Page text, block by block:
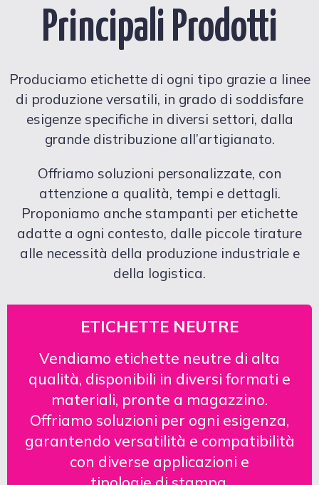
Principali Prodotti
Produciamo etichette di ogni tipo grazie a linee
di produzione versatili, in grado di soddisfare
esigenze specifiche in diversi settori, dalla
grande distribuzione all’artigianato.
Offriamo soluzioni personalizzate, con
attenzione a qualità, tempi e dettagli.
Proponiamo anche stampanti per etichette
adatte a ogni contesto, dalle piccole tirature
alle necessità della produzione industriale e
della logistica.
ETICHETTE NEUTRE
Vendiamo etichette neutre di alta
qualità, disponibili in diversi formati e
materiali, pronte a magazzino.
Offriamo soluzioni per ogni esigenza,
garantendo versatilità e compatibilità
con diverse applicazioni e